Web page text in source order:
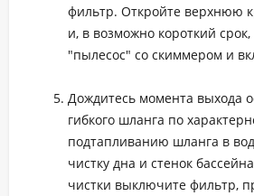
фильтр. Откройте верхнюю
и, в возможно короткий срок,
"пылесос" со скиммером и
Дождитесь момента выхода
гибкого шланга по
подтапливанию шланга в
чистку дна и стенок
чистки выключите фильтр,